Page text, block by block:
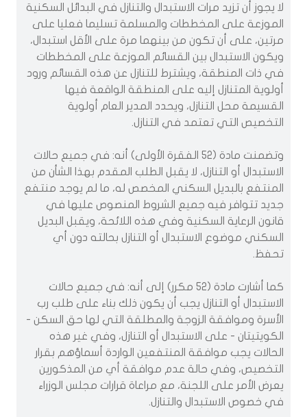
لا يجوز أن تزيد مرات الاستبدال والتنازل في البدائل السكنية
الموزعة على المخططات والمسلمة تسليما فعليا على
مرتين، على أن تكون من بينهما مرة على الأقل استبدال،
ويكون الاستبدال بين القسائم الموزعة على المخططات
في ذات المنطقة، ويشترط للتنازل عن هذه القسائم ورود
أولوية المتنازل إليه على المنطقة الواقعة فيها
القسيمة محل التنازل، ويحدد المدير العام أولوية
التخصيص التي تعتمد في التنازل.
وتضمنت مادة (52 الفقرة الأولى) أنه: في جميع حالات
الاستبدال أو التنازل، لا يقبل الطلب المقدم بهذا الشأن من
المنتفع بالبديل السكني المخصص له، ما لم يوجد منتفع
جديد تتوافر فيه جميع الشروط المنصوص عليها في
قانون الرعاية السكنية وفي هذه اللائحة، ويقبل البديل
السكني موضوع الاستبدال أو التنازل بحالته دون أي
تحفظ.
كما أشارت مادة (52 مكرر) إلى أنه: في جميع حالات
الاستبدال أو التنازل يجب أن يكون ذلك بناء على طلب رب
الأسرة وموافقة الزوجة والمطلقة التي لها حق السكن -
الكويتيتان - على الاستبدال أو التنازل، وفي غير هذه
الحالات يجب موافقة المنتفعين الواردة أسماؤهم بقرار
التخصيص، وفي حالة عدم موافقة أي من المذكورين
يعرض الأمر على اللجنة، مع مراعاة قرارات مجلس الوزراء
في خصوص الاستبدال والتنازل.